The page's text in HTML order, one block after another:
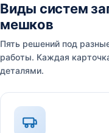
Виды систем
мешков
Пять решений под
работы. Каждая
деталями.